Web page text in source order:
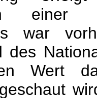
einer
war
des
Wert